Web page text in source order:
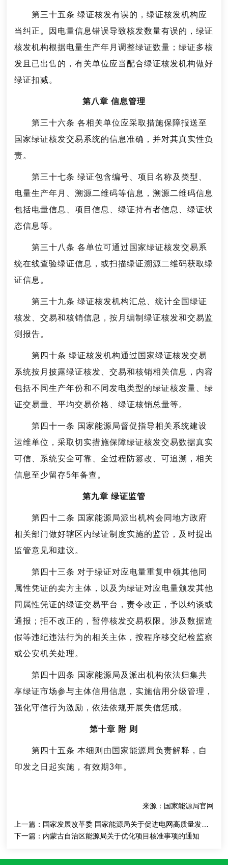
第三十五条 绿证核发有误的，绿证核发机构应
当纠正。因电量信息错误导致核发数量有误的，绿证
核发机构根据电量生产年月调整绿证数量；绿证多核
发且已出售的，有关单位应当配合绿证核发机构做好
绿证扣减。
第八章 信息管理
第三十六条 各相关单位应采取措施保障报送至
国家绿证核发交易系统的信息准确，并对其真实性负
责。
第三十七条 绿证包含编号、项目名称及类型、
电量生产年月、溯源二维码等信息，溯源二维码信息
包括电量信息、项目信息、绿证持有者信息、绿证状
态信息等。
第三十八条 各单位可通过国家绿证核发交易系
统在线查验绿证信息，或扫描绿证溯源二维码获取绿
证信息。
第三十九条 绿证核发机构汇总、统计全国绿证
核发、交易和核销信息，按月编制绿证核发和交易监
测报告。
第四十条 绿证核发机构通过国家绿证核发交易
系统按月披露绿证核发、交易和核销相关信息，内容
包括不同生产年份和不同发电类型的绿证核发量、绿
证交易量、平均交易价格、绿证核销总量等。
第四十一条 国家能源局督促指导相关系统建设
运维单位，采取切实措施保障绿证核发交易数据真实
可信、系统安全可靠、全过程防篡改、可追溯，相关
信息至少留存5年备查。
第九章 绿证监管
第四十二条 国家能源局派出机构会同地方政府
相关部门做好辖区内绿证制度实施的监管，及时提出
监管意见和建议。
第四十三条 对于绿证对应电量重复申领其他同
属性凭证的卖方主体，以及为绿证对应电量颁发其他
同属性凭证的绿证交易平台，责令改正，予以约谈或
通报；拒不改正的，暂停核发交易权限。涉及数据造
假等违纪违法行为的相关主体，按程序移交纪检监察
或公安机关处理。
第四十四条 国家能源局及派出机构依法归集共
享绿证市场参与主体信用信息，实施信用分级管理，
强化守信行为激励，依法依规开展失信惩戒。
第十章 附 则
第四十五条 本细则由国家能源局负责解释，自
印发之日起实施，有效期3年。
来源：国家能源局官网
上一篇：
下一篇： 内蒙古自治区能源局关于优化项目核准事项的通知